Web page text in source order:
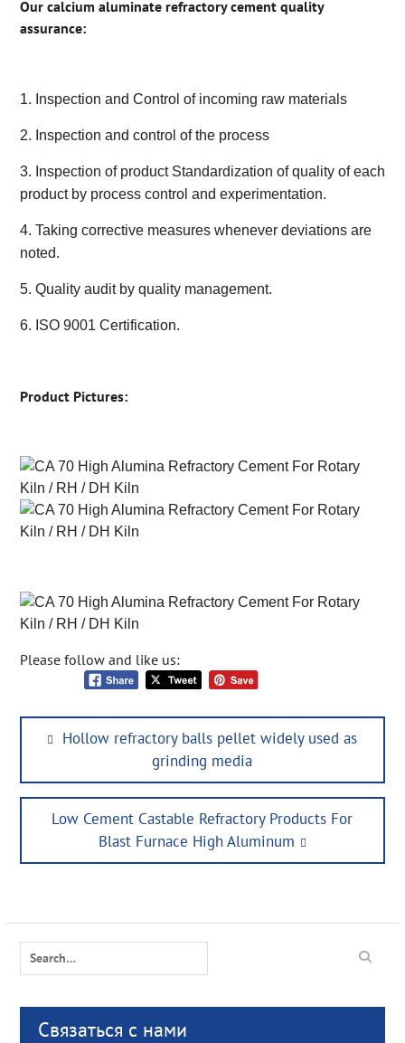
Our calcium aluminate refractory cementquality
assurance:
1. Inspection and Control of incoming raw materials
2. Inspection and control of the process
3. Inspection of product Standardization of quality of each
product by process control and experimentation.
4. Taking corrective measures whenever deviations are
noted.
5. Quality audit by quality management.
6. ISO 9001 Certification.
Product Pictures:
Please follow and like us:
Post
navigation
Previous
Hollow refractory balls pellet widely used as
grinding media
Next
Low Cement Castable Refractory Products For
Blast Furnace High Aluminum
Search
Связаться с нами